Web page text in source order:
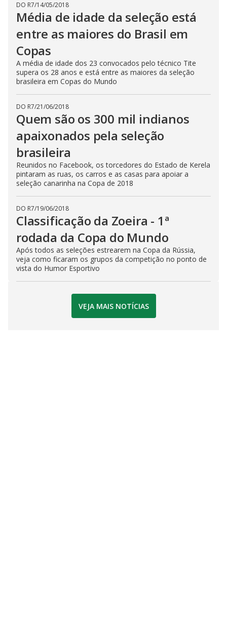
DO R7/14/05/2018
Média de idade da seleção está
entre as maiores do Brasil em
Copas
A média de idade dos 23 convocados pelo técnico Tite
supera os 28 anos e está entre as maiores da seleção
brasileira em Copas do Mundo
DO R7/21/06/2018
Quem são os 300 mil indianos
apaixonados pela seleção
brasileira
Reunidos no Facebook, os torcedores do Estado de Kerela
pintaram as ruas, os carros e as casas para apoiar a
seleção canarinha na Copa de 2018
DO R7/19/06/2018
Classificação da Zoeira - 1ª
rodada da Copa do Mundo
Após todos as seleções estrearem na Copa da Rússia,
veja como ficaram os grupos da competição no ponto de
vista do Humor Esportivo
VEJA MAIS NOTÍCIAS